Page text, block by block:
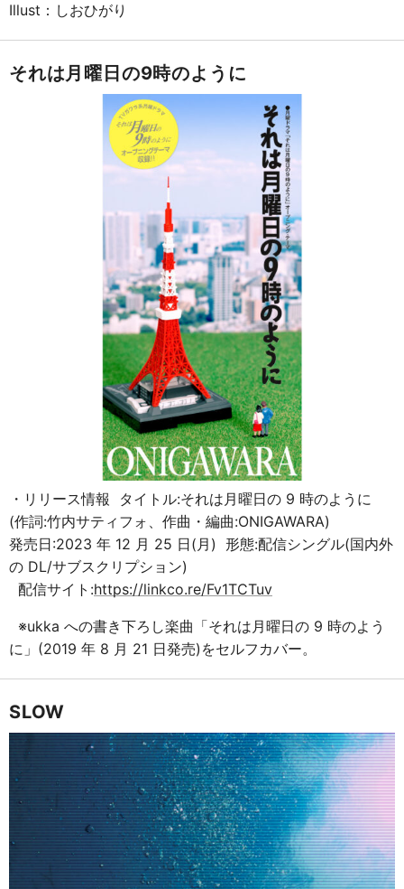
Illust：しおひがり
それは月曜日の9時のように
・リリース情報 タイトル:それは月曜日の 9 時のように
(作詞:竹内サティフォ、作曲・編曲:ONIGAWARA)
発売日:2023 年 12 月 25 日(月) 形態:配信シングル(国内外
の DL/サブスクリプション)
配信サイト:https://linkco.re/Fv1TCTuv
※ukka への書き下ろし楽曲「それは月曜日の 9 時のよう
に」(2019 年 8 月 21 日発売)をセルフカバー。
SLOW